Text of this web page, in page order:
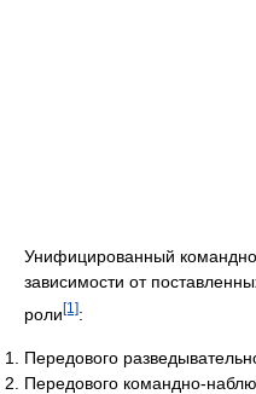
Унифицированный
зависимости от
роли[1]:
Передового
Передового командно-